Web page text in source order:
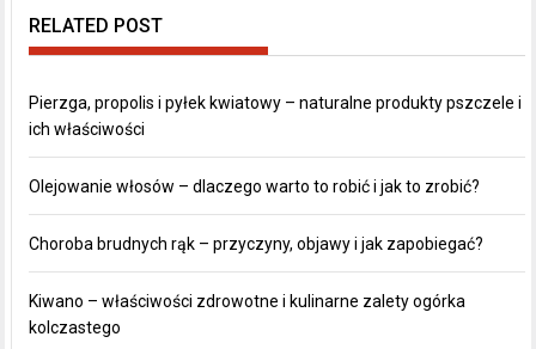
RELATED POST
Pierzga, propolis i pyłek kwiatowy – naturalne produkty pszczele i
ich właściwości
Olejowanie włosów – dlaczego warto to robić i jak to zrobić?
Choroba brudnych rąk – przyczyny, objawy i jak zapobiegać?
Kiwano – właściwości zdrowotne i kulinarne zalety ogórka
kolczastego